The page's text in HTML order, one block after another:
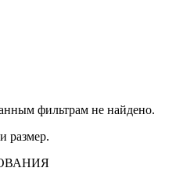
фильтрам не найдено.
размер.